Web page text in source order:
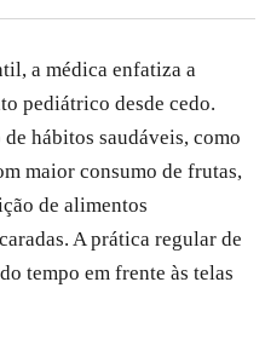
a médica enfatiza a
pediátrico desde cedo.
hábitos saudáveis, como
maior consumo de frutas,
de alimentos
A prática regular de
tempo em frente às telas